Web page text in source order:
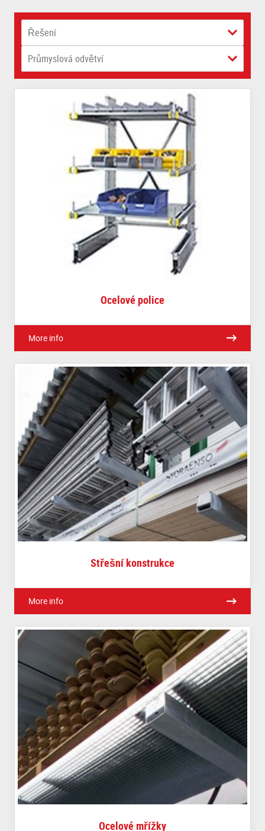
Řešení
Průmyslová odvětví
Ocelové police
More info
Střešní konstrukce
More info
Ocelové mřížky